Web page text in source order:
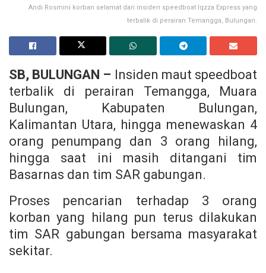
Andi Rosmini korban selamat dari insiden speedboat Iqzza Express yang
terbalik di perairan Temangga, Bulungan.
SB, BULUNGAN – Insiden maut speedboat
terbalik di perairan Temangga, Muara
Bulungan, Kabupaten Bulungan,
Kalimantan Utara, hingga menewaskan 4
orang penumpang dan 3 orang hilang,
hingga saat ini masih ditangani tim
Basarnas dan tim SAR gabungan.
Proses pencarian terhadap 3 orang
korban yang hilang pun terus dilakukan
tim SAR gabungan bersama masyarakat
sekitar.